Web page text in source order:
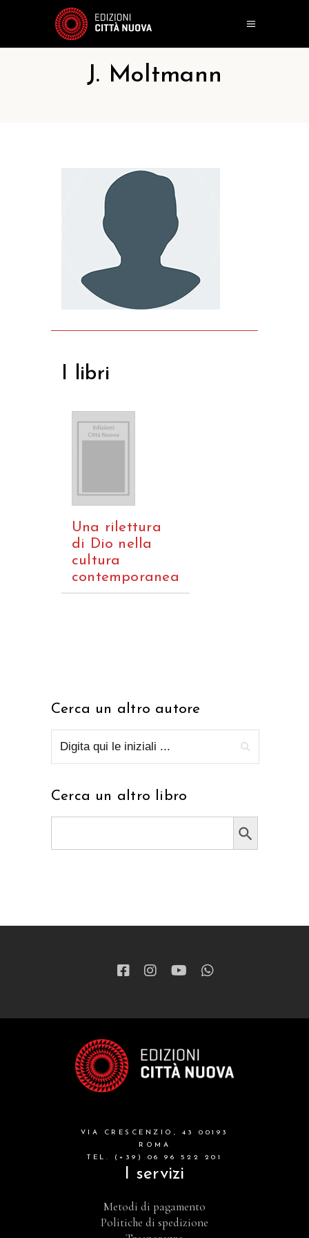
J. Moltmann
I libri
Una rilettura
di Dio nella
cultura
contemporanea
Cerca un altro autore
Cerca un altro libro
Search Button
VIA CRESCENZIO, 43 00193
ROMA
TEL. (+39) 06 96 522 201
I servizi
Metodi di pagamento
Politiche di spedizione